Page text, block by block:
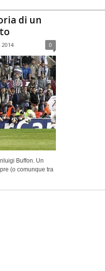
di un
2014 0
Buffon. Un
(o comunque tra